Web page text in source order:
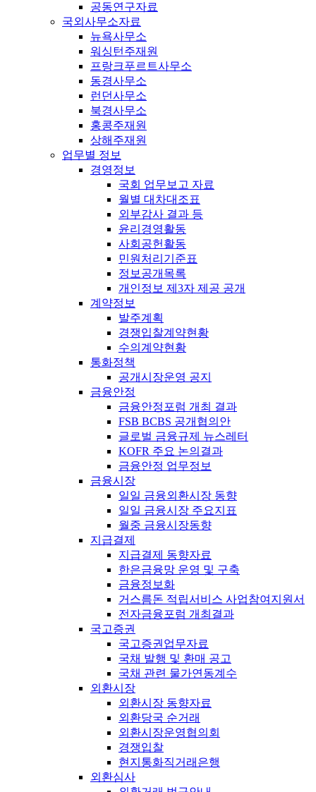
공동연구자료
국외사무소자료
뉴욕사무소
워싱턴주재원
프랑크푸르트사무소
동경사무소
런던사무소
북경사무소
홍콩주재원
상해주재원
업무별 정보
경영정보
국회 업무보고 자료
월별 대차대조표
외부감사 결과 등
윤리경영활동
사회공헌활동
민원처리기준표
정보공개목록
개인정보 제3자 제공 공개
계약정보
발주계획
경쟁입찰계약현황
수의계약현황
통화정책
공개시장운영 공지
금융안정
금융안정포럼 개최 결과
FSB BCBS 공개협의안
글로벌 금융규제 뉴스레터
KOFR 주요 논의결과
금융안정 업무정보
금융시장
일일 금융외환시장 동향
일일 금융시장 주요지표
월중 금융시장동향
지급결제
지급결제 동향자료
한은금융망 운영 및 구축
금융정보화
거스름돈 적립서비스 사업참여지원서
전자금융포럼 개최결과
국고증권
국고증권업무자료
국채 발행 및 환매 공고
국채 관련 물가연동계수
외환시장
외환시장 동향자료
외환당국 순거래
외환시장운영협의회
경쟁입찰
현지통화직거래은행
외환심사